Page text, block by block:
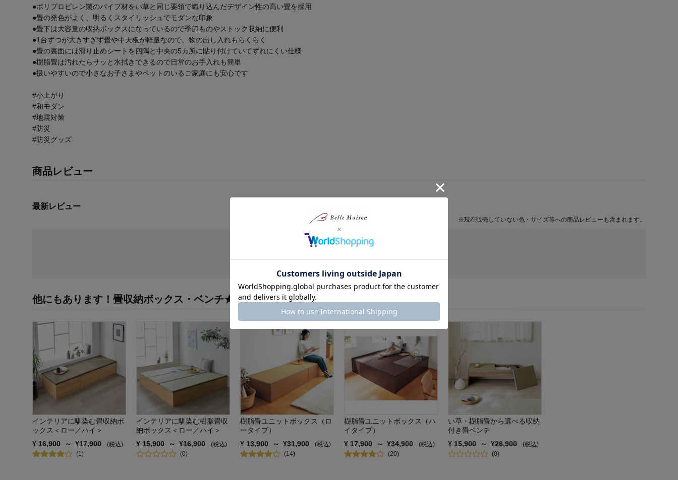
●ポリプロピレン製のパイプ材をい草と同じ要領で織り込んだデザイン性の高い畳を採用
●畳の発色がよく、明るくスタイリッシュでモダンな印象
●畳下は大容量の収納ボックスになっているので季節ものやストック収納に便利
●1台ずつが大きすぎず畳や中天板が軽量なので、物の出し入れもらくらく
●畳の裏面には滑り止めシートを四隅と中央の5カ所に貼り付けていてずれにくい仕様
●樹脂畳は汚れたらサッと水拭きできるので日常のお手入れも簡単
●扱いやすいので小さなお子さまやペットのいるご家庭にも安心です
#小上がり
#和モダン
#地震対策
#防災
#防災グッズ
商品レビュー
最新レビュー
※現在販売していない色・サイズ等への商品レビューも含まれます。
他にもあります！畳収納ボックス・ベンチ★
インテリアに馴染む畳収納ボ
ックス＜ロー／ハイ＞
¥ 16,900 ～ ¥17,900
(税込)
(1)
インテリアに馴染む樹脂畳収
納ボックス＜ロー／ハイ＞
¥ 15,900 ～ ¥16,900
(税込)
(0)
樹脂畳ユニットボックス（ロ
ータイプ）
¥ 13,900 ～ ¥31,900
(税込)
(14)
樹脂畳ユニットボックス（ハ
イタイプ）
¥ 17,900 ～ ¥34,900
(税込)
(20)
い草・樹脂畳から選べる収納
付き畳ベンチ
¥ 15,900 ～ ¥26,900
(税込)
(0)